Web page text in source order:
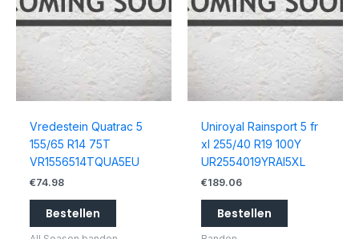
Vredestein Quatrac 5
155/65 R14 75T
VR1556514TQUA5EU
€74.98
Bestellen
Uniroyal Rainsport 5 fr
xl 255/40 R19 100Y
UR2554019YRAI5XL
€189.06
Bestellen